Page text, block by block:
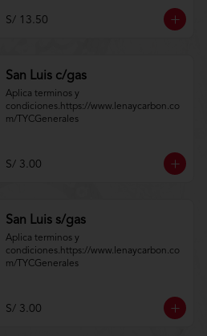
S/ 13.50
San Luis c/gas
Aplica terminos y
condiciones.https://www.lenaycarbon.co
m/TYCGenerales
S/ 3.00
San Luis s/gas
Aplica terminos y
condiciones.https://www.lenaycarbon.co
m/TYCGenerales
S/ 3.00